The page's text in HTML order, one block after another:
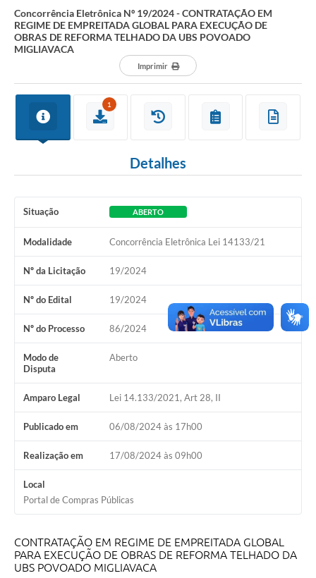
Cidadão
Protocolo Digital
CONCURSO
Parcerias da Lei 13.019/2014
Governo
Conselho Municipal de Educação
A NOSSA CIDADE
Contratos
Obras
Projetos
Concorrência Eletrônica Nº 19/2024 - CONTRATAÇÃO EM
REGIME DE EMPREITADA GLOBAL PARA EXECUÇÃO DE
OBRAS DE REFORMA TELHADO DA UBS POVOADO
MIGLIAVACA
Imprimir
1
Detalhes
Situação ABERTO
Modalidade Concorrência Eletrônica Lei 14133/21
Nº da Licitação 19/2024
Nº do Edital 19/2024
Nº do Processo 86/2024
Modo de
Disputa
Aberto
Amparo Legal Lei 14.133/2021, Art 28, II
Publicado em 06/08/2024 às 17h00
Realização em 17/08/2024 às 09h00
Local
Portal de Compras Públicas
CONTRATAÇÃO EM REGIME DE EMPREITADA GLOBAL
PARA EXECUÇÃO DE OBRAS DE REFORMA TELHADO DA
UBS POVOADO MIGLIAVACA